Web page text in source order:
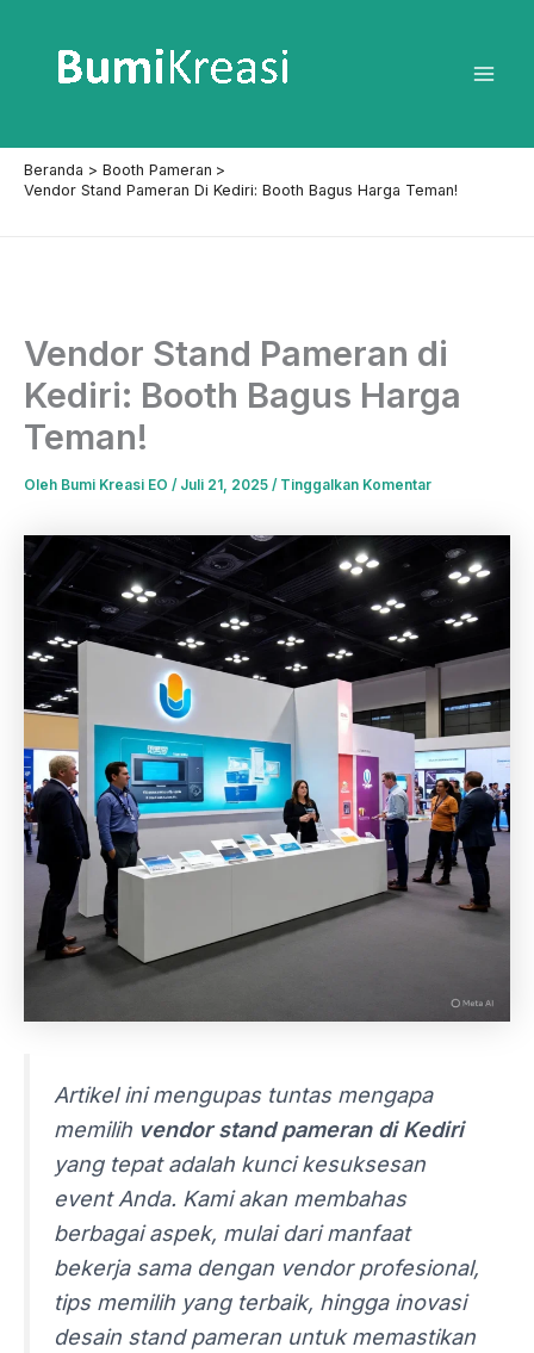
konten
Beranda
Booth Pameran
Vendor Stand Pameran Di Kediri: Booth Bagus Harga Teman!
Vendor Stand Pameran di
Kediri: Booth Bagus Harga
Teman!
Oleh Bumi Kreasi EO / Juli 21, 2025 / Tinggalkan Komentar
Artikel ini mengupas tuntas mengapa
memilih vendor stand pameran di Kediri
yang tepat adalah kunci kesuksesan
event Anda. Kami akan membahas
berbagai aspek, mulai dari manfaat
bekerja sama dengan vendor profesional,
tips memilih yang terbaik, hingga inovasi
desain stand pameran untuk memastikan